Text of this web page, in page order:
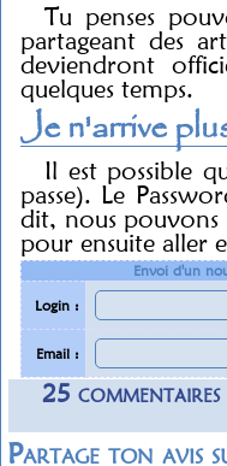
Tu penses
partageant des
deviendront
quelques temps.
Je n'arrive
Il est possible
passe). Le
dit, nous
pour ensuite aller
Envoi d'un
Login :
Email :
25 commentaires
Partage ton avis